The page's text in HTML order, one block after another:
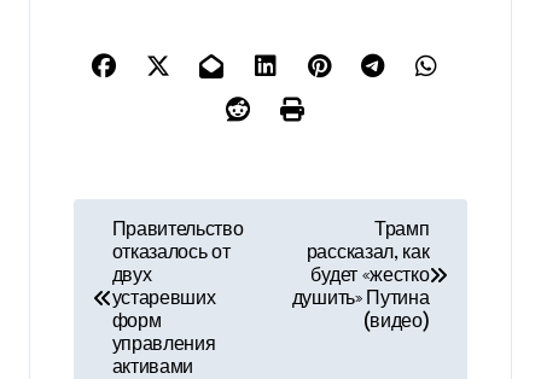
Правительство
отказалось от
двух
устаревших
форм
управления
активами
Трамп
рассказал, как
будет «жестко
душить» Путина
(видео)